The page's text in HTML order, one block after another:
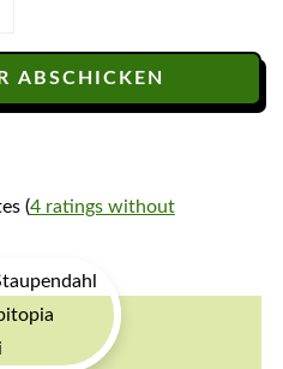
(4 ratings without